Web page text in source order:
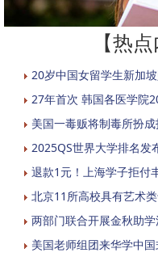
【热
20岁中国女留学生新加
27年首次 韩国各医学院
美国一毒贩将制毒所扮
2025QS世界大学排名发
退款1元！上海学子拒付
北京11所高校具有艺术
两部门联合开展金秋助
美国老师组团来华学中